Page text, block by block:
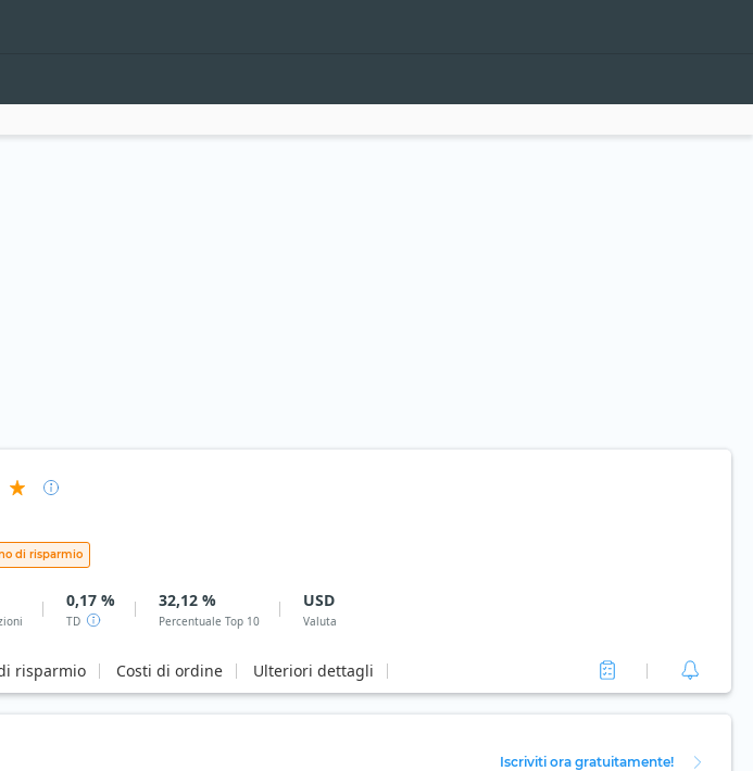
di risparmio
0,17 %
TD
32,12 %
Percentuale Top 10
USD
Valuta
risparmio Costi di ordine Ulteriori dettagli
Iscriviti ora gratuitamente!